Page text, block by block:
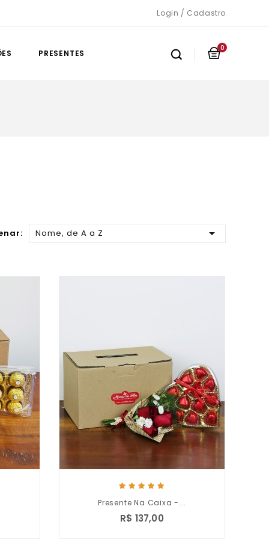
Login / Cadastro
0
PRESENTES
Nome, de A a Z 
Presente Na Caixa -...
R$ 137,00